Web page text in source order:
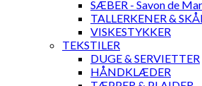
SÆBER - Savon de
TALLERKENER &
VISKESTYKKER
TEKSTILER
DUGE & SERVIETTER
HÅNDKLÆDER